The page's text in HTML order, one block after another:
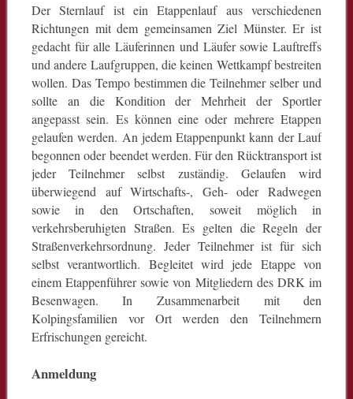
Der Sternlauf ist ein Etappenlauf aus verschiedenen
Richtungen mit dem gemeinsamen Ziel Münster. Er ist
gedacht für alle Läuferinnen und Läufer sowie Lauftreffs
und andere Laufgruppen, die keinen Wettkampf bestreiten
wollen. Das Tempo bestimmen die Teilnehmer selber und
sollte an die Kondition der Mehrheit der Sportler
angepasst sein. Es können eine oder mehrere Etappen
gelaufen werden. An jedem Etappenpunkt kann der Lauf
begonnen oder beendet werden. Für den Rücktransport ist
jeder Teilnehmer selbst zuständig. Gelaufen wird
überwiegend auf Wirtschafts-, Geh- oder Radwegen
sowie in den Ortschaften, soweit möglich in
verkehrsberuhigten Straßen. Es gelten die Regeln der
Straßenverkehrsordnung. Jeder Teilnehmer ist für sich
selbst verantwortlich. Begleitet wird jede Etappe von
einem Etappenführer sowie von Mitgliedern des DRK im
Besenwagen. In Zusammenarbeit mit den
Kolpingsfamilien vor Ort werden den Teilnehmern
Erfrischungen gereicht.
Anmeldung